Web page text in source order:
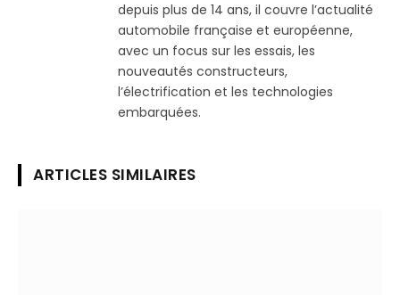
depuis plus de 14 ans, il couvre l’actualité
automobile française et européenne,
avec un focus sur les essais, les
nouveautés constructeurs,
l’électrification et les technologies
embarquées.
ARTICLES SIMILAIRES